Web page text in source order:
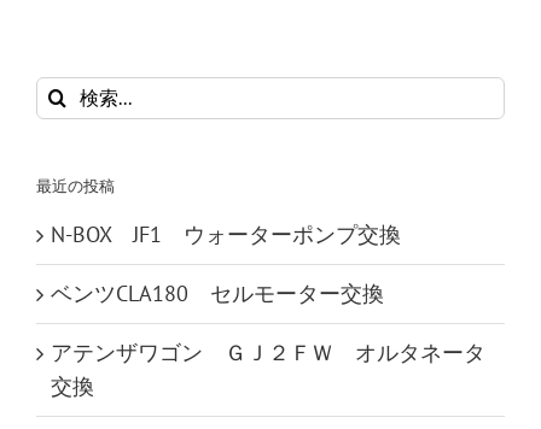
検
索
最近の投稿
N-BOX JF1 ウォーターポンプ交換
ベンツCLA180 セルモーター交換
アテンザワゴン ＧＪ２ＦＷ オルタネータ
交換